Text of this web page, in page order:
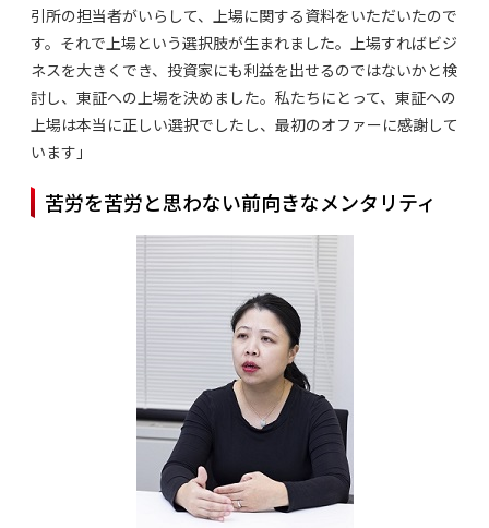
引所の担当者がいらして、上場に関する資料をいただいたので
す。それで上場という選択肢が生まれました。上場すればビジ
ネスを大きくでき、投資家にも利益を出せるのではないかと検
討し、東証への上場を決めました。私たちにとって、東証への
上場は本当に正しい選択でしたし、最初のオファーに感謝して
います」
苦労を苦労と思わない前向きなメンタリティ